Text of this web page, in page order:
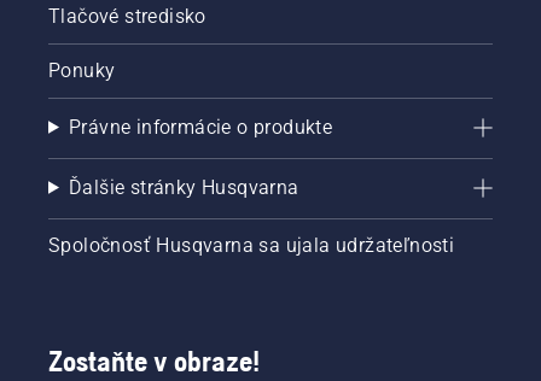
Tlačové stredisko
Ponuky
Právne informácie o produkte
Ďalšie stránky Husqvarna
Spoločnosť Husqvarna sa ujala udržateľnosti
Zostaňte v obraze!